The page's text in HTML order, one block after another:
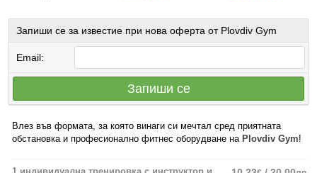
Запиши се за известие при нова оферта от Plovdiv Gym
Email:
Запиши се
Влез във формата, за която винаги си мечтал сред приятната
обстановка и професионално фитнес оборудване на Plovdiv Gym!